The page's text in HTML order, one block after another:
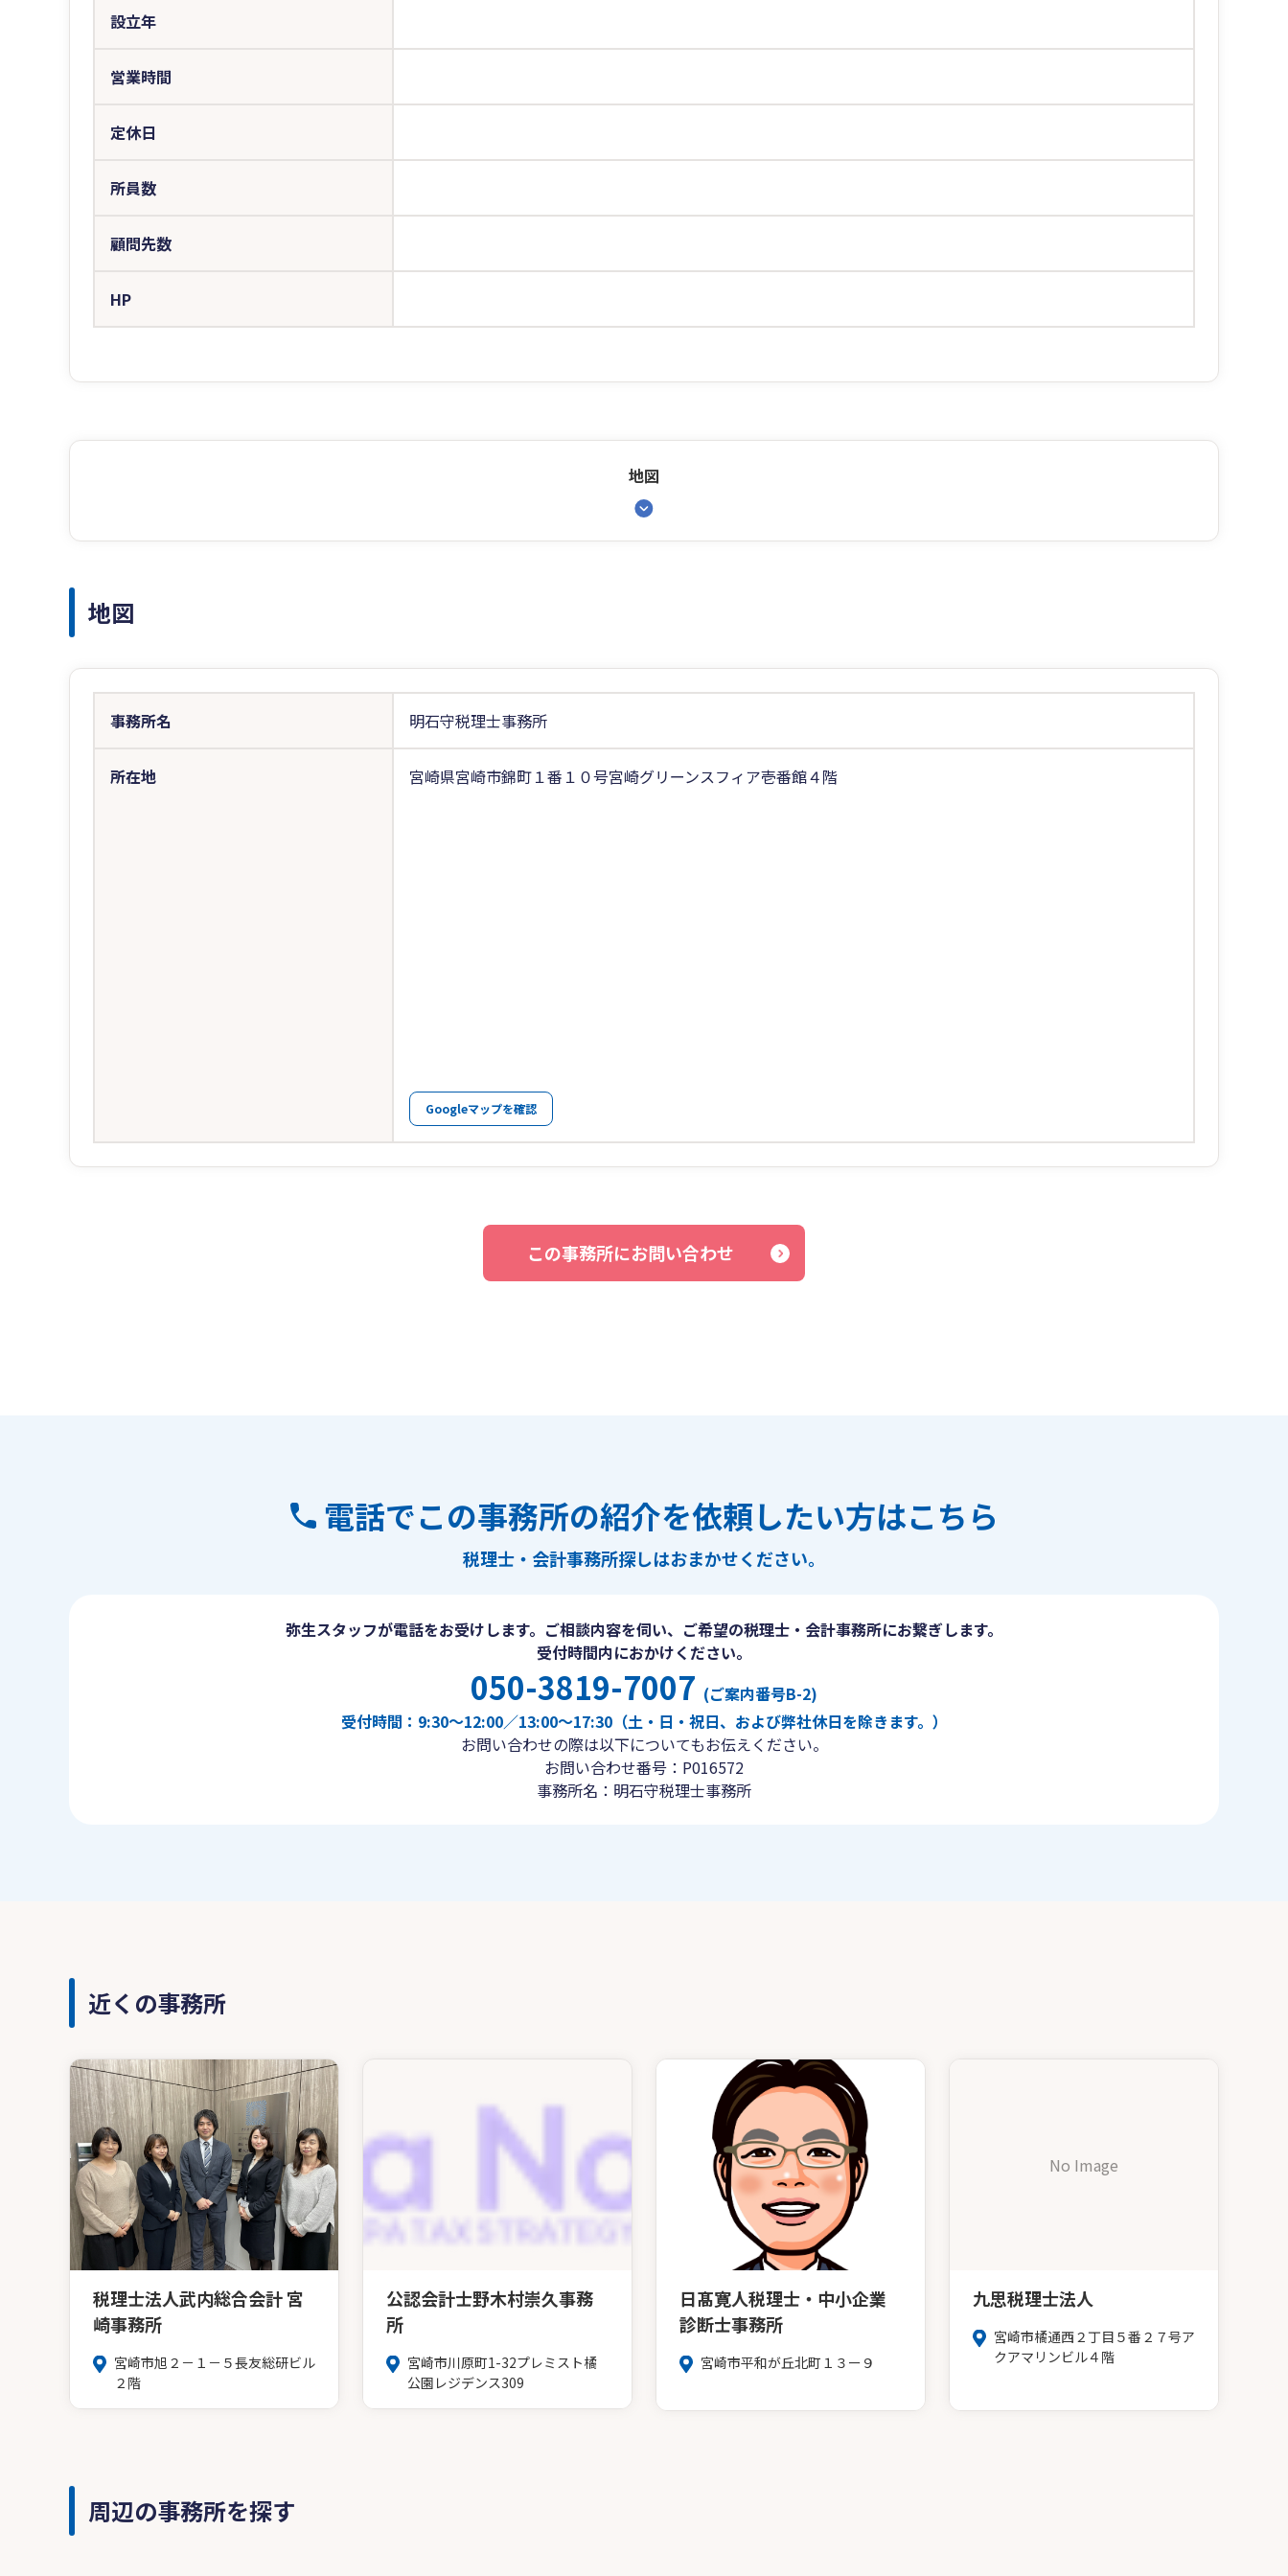
設立年
営業時間
定休日
所員数
顧問先数
HP
地図
地図
事務所名 明石守税理士事務所
所在地 宮崎県宮崎市錦町１番１０号宮崎グリーンスフィア壱番館４階
Googleマップを確認
この事務所にお問い合わせ
電話でこの事務所の紹介を依頼したい方はこちら
税理士・会計事務所探しはおまかせください。
弥生スタッフが電話をお受けします。ご相談内容を伺い、ご希望の税理士・会計事務所にお繋ぎします。
受付時間内におかけください。
050-3819-7007 (ご案内番号B-2)
受付時間：9:30〜12:00／13:00〜17:30（土・日・祝日、および弊社休日を除きます。）
お問い合わせの際は以下についてもお伝えください。
お問い合わせ番号：P016572
事務所名：明石守税理士事務所
近くの事務所
税理士法人武内総合会計 宮
崎事務所
宮崎市旭２－１－５長友総研ビル
２階
公認会計士野木村崇久事務
所
宮崎市川原町1-32プレミスト橘
公園レジデンス309
日髙寛人税理士・中小企業
診断士事務所
宮崎市平和が丘北町１３ー９
No Image
九思税理士法人
宮崎市橘通西２丁目５番２７号ア
クアマリンビル４階
周辺の事務所を探す